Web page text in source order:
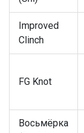
Improved
Clinch
FG Knot
Восьмёрка